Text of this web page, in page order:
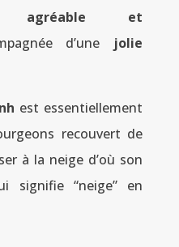
agréable et
d’une jolie
est essentiellement
recouvert de
à la neige d’où son
signifie “neige” en